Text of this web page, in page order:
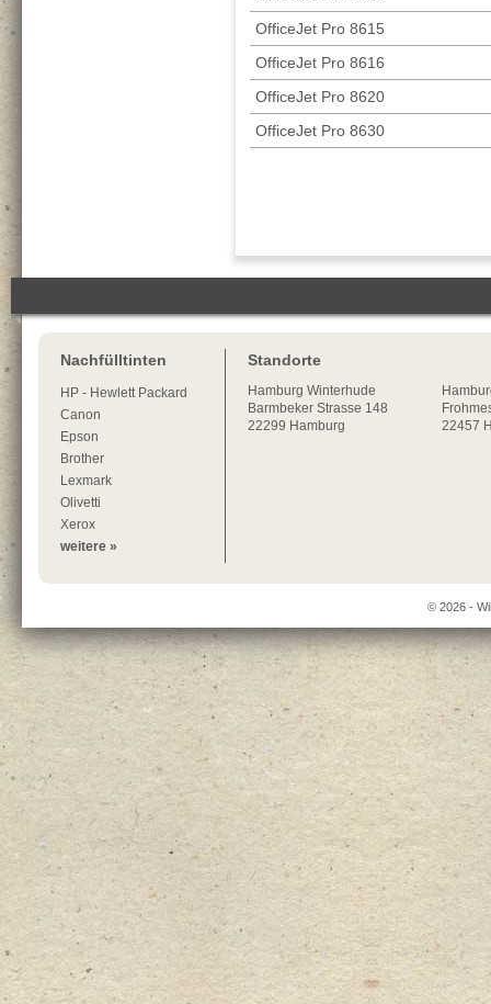
OfficeJet Pro 8615
OfficeJet Pro 8616
OfficeJet Pro 8620
OfficeJet Pro 8630
Nachfülltinten
HP - Hewlett Packard
Canon
Epson
Brother
Lexmark
Olivetti
Xerox
weitere »
Standorte
Hamburg Winterhude
Barmbeker Strasse 148
22299 Hamburg
22457
© 2026 -